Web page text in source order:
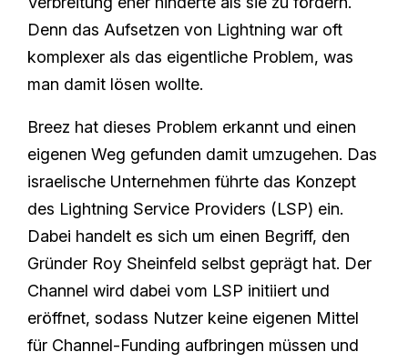
Denn das Aufsetzen von Lightning war oft
komplexer als das eigentliche Problem, was
man damit lösen wollte.
Breez hat dieses Problem erkannt und einen
eigenen Weg gefunden damit umzugehen. Das
israelische Unternehmen führte das Konzept
des Lightning Service Providers (LSP) ein.
Dabei handelt es sich um einen Begriff, den
Gründer Roy Sheinfeld selbst geprägt hat. Der
Channel wird dabei vom LSP initiiert und
eröffnet, sodass Nutzer keine eigenen Mittel
für Channel-Funding aufbringen müssen und